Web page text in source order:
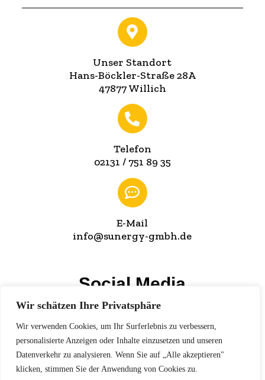
Wir schätzen Ihre Privatsphäre
Wir verwenden Cookies, um Ihr Surferlebnis zu verbessern,
personalisierte Anzeigen oder Inhalte einzusetzen und unseren
Datenverkehr zu analysieren. Wenn Sie auf „Alle akzeptieren"
klicken, stimmen Sie der Anwendung von Cookies zu.
Unser Standort
Hans-Böckler-Straße 28A
47877 Willich
Telefon
02131 / 751 89 35
E-Mail
info@sunergy-gmbh.de
Social Media
Wir freuen uns auf Ihr Feedback!